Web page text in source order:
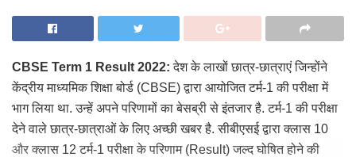
​CBSE Term 1 Result 2022: देश के लाखों छात्र-छात्राएं जिन्होंने
केंद्रीय माध्यमिक शिक्षा बोर्ड ​(CBSE) ​द्वारा आयोजित टर्म-1 की परीक्षा में
भाग लिया था. उन्हें अपने परिणामों का बेसब्री से इंतजार है. टर्म-1 की परीक्षा
देने वाले छात्र-छात्राओं के लिए अच्छी खबर है. सीबीएसई द्वारा क्लास 10
और क्लास 12 टर्म-1 परीक्षा के परिणाम​ (Result)​ जल्द घोषित होने की